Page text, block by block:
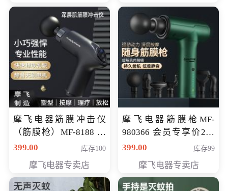
摩飞电器筋膜冲击仪
（筋膜枪）MF-8188 会
员专享价268元
399.00 库存100
摩飞电器专卖店
摩飞电器筋膜枪MF-
980366 会员专享价299
元
399.00 库存99
摩飞电器专卖店